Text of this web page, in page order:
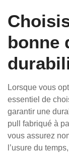
bonne
Lorsque vous
essentiel de
garantir une
pull fabriqué à
vous assurez
l’usure du